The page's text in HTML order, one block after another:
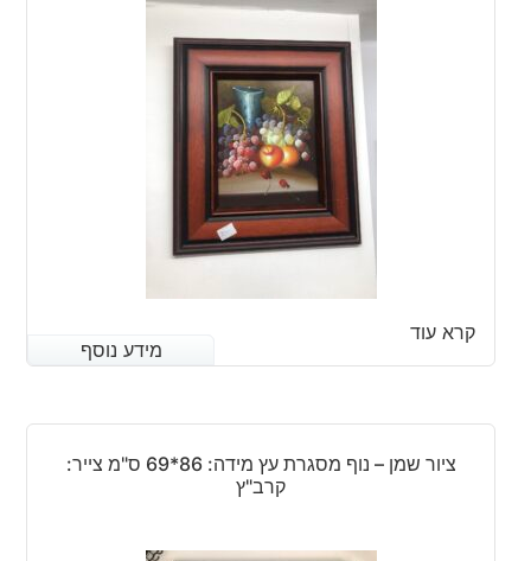
מידע נוסף
קרא עוד
מידע נוסף
ציור שמן – נוף מסגרת עץ מידה: 86*69 ס"מ צייר:
קרב"ץ